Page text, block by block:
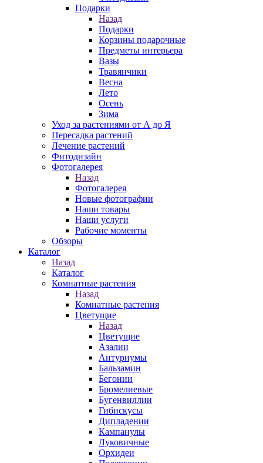
Подарки
Назад
Подарки
Корзины подарочные
Предметы интерьера
Вазы
Травянчики
Весна
Лето
Осень
Зима
Уход за растениями от А до Я
Пересадка растений
Лечение растений
Фитодизайн
Фотогалерея
Назад
Фотогалерея
Новые фотографии
Наши товары
Наши услуги
Рабочие моменты
Обзоры
Каталог
Назад
Каталог
Комнатные растения
Назад
Комнатные растения
Цветущие
Назад
Цветущие
Азалии
Антуриумы
Бальзамин
Бегонии
Бромелиевые
Бугенвиллии
Гибискусы
Дипладении
Кампанулы
Луковичные
Орхидеи